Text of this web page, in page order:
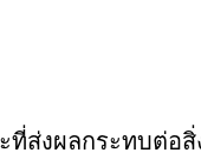
ที่ส่งผลกระทบต่อ